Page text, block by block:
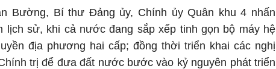
Bường, Bí thư Đảng ủy, Chính ủy Quân khu 4 nhấn
sử, khi cả nước đang sắp xếp tinh gọn bộ máy hệ
địa phương hai cấp; đồng thời triển khai các nghị
trị để đưa đất nước bước vào kỷ nguyên phát triển